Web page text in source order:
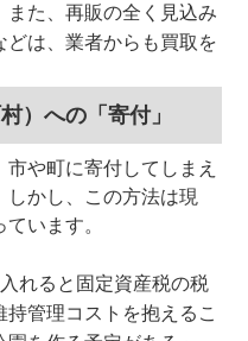
た、再販の全く見込み
どは、業者からも買取を
）への「寄付」
や町に寄付してしまえ
かし、この方法は現
います。
れると固定資産税の税
管理コストを抱えるこ